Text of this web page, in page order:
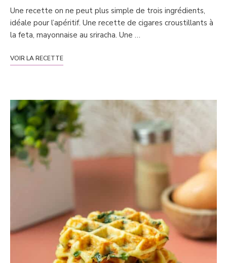
Une recette on ne peut plus simple de trois ingrédients,
idéale pour l’apéritif. Une recette de cigares croustillants à
la feta, mayonnaise au sriracha. Une …
VOIR LA RECETTE